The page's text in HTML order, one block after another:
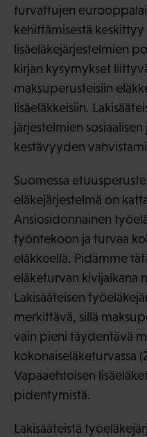
turvattujen
kehittämisestä
lisäeläkejärjestelmien
kirjan kysymykset
maksuperusteisiin
lisäeläkkeisiin.
järjestelmien
kestävyyden
Suomessa
eläkejärjestelmä on
Ansiosidonnainen
työntekoon ja turvaa
eläkkeellä. Pidämme
eläketurvan kivijalkana
Lakisääteisen
merkittävä, sillä
vain pieni täydentävä
kokonaiseläketurvassa
Vapaaehtoisen
pidentymistä.
Lakisääteistä